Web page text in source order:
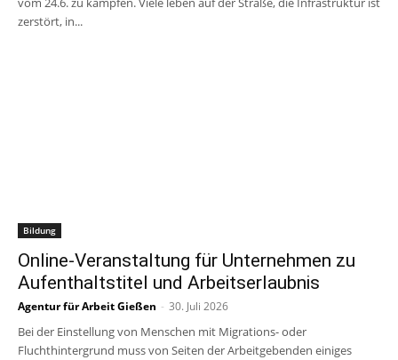
zerstört, in...
Bildung
Online-Veranstaltung für Unternehmen zu
Aufenthaltstitel und Arbeitserlaubnis
Agentur für Arbeit Gießen - 30. Juli 2026
Bei der Einstellung von Menschen mit Migrations- oder
Fluchthintergrund muss von Seiten der Arbeitgebenden einiges